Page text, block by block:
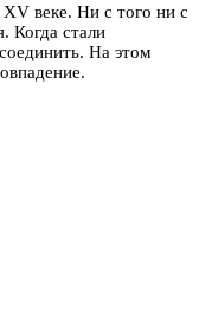
веке. Ни с того ни с
Когда стали
На этом